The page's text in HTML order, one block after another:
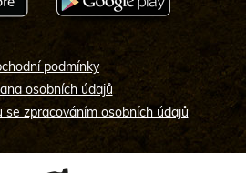
podmínky
osobních údajů
se zpracováním osobních údajů